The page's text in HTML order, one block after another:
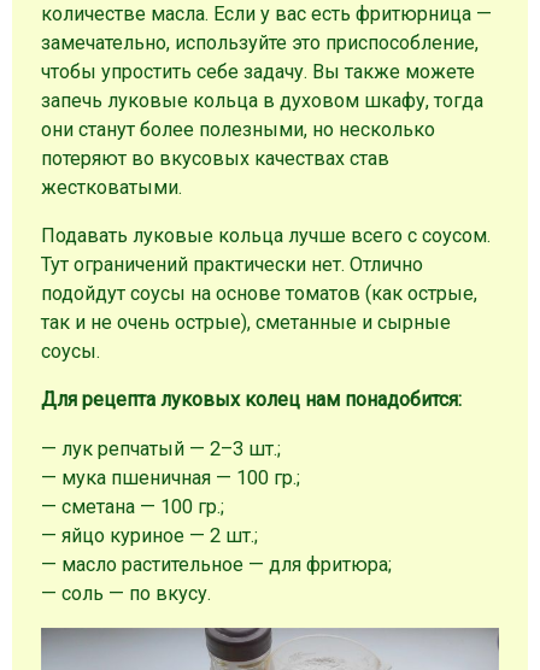
количестве масла. Если у вас есть фритюрница —
замечательно, используйте это приспособление,
чтобы упростить себе задачу. Вы также можете
запечь луковые кольца в духовом шкафу, тогда
они станут более полезными, но несколько
потеряют во вкусовых качествах став
жестковатыми.
Подавать луковые кольца лучше всего с соусом.
Тут ограничений практически нет. Отлично
подойдут соусы на основе томатов (как острые,
так и не очень острые), сметанные и сырные
соусы.
Для рецепта луковых колец нам понадобится:
— лук репчатый — 2–3 шт.;
— мука пшеничная — 100 гр.;
— сметана — 100 гр.;
— яйцо куриное — 2 шт.;
— масло растительное — для фритюра;
— соль — по вкусу.